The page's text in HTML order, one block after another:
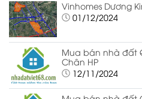
Vinhomes Dương
01/12/2024
Mua bán nhà đất
Chân HP
12/11/2024